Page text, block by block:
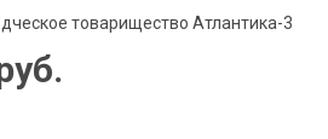
товарищество Атлантика-3